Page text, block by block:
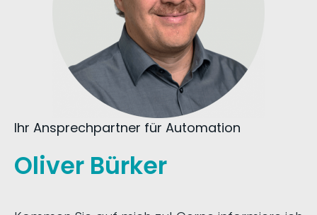
Ihr Ansprechpartner für Automation
Oliver Bürker